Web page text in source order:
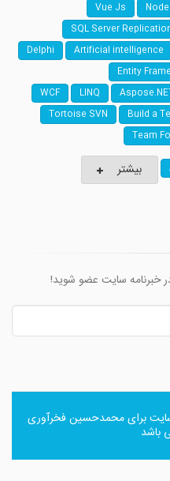
Vue Js
SQL Server
Artificial intelligence
Delphi
Entity
LINQ
WCF
Build a
Tortoise SVN
Team
بیشتر
خبرنامه سایت عضو شوید!
برایمحمدحسین فخرآوری
باشد